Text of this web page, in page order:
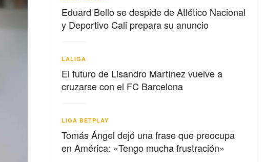
Eduard Bello se despide de Atlético Nacional
y Deportivo Cali prepara su anuncio
LALIGA
El futuro de Lisandro Martínez vuelve a
cruzarse con el FC Barcelona
LIGA BETPLAY
Tomás Ángel dejó una frase que preocupa
en América: «Tengo mucha frustración»